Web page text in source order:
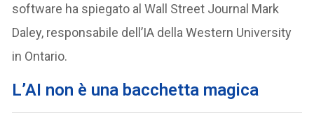
software ha spiegato al Wall Street Journal Mark
Daley, responsabile dell’IA della Western University
in Ontario.
L’AI non è una bacchetta magica